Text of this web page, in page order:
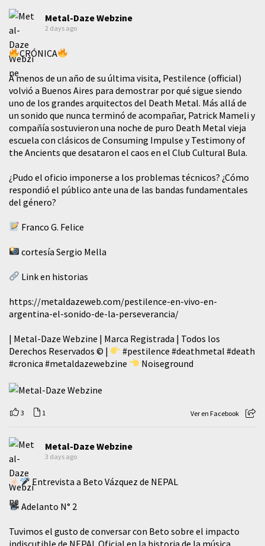
Metal-Daze Webzine
2 days ago
CRÓNICA
A menos de un año de su última visita, Pestilence (official)
volvió a Buenos Aires para demostrar por qué sigue siendo
uno de los grandes arquitectos del Death Metal. Más allá de
un sonido que nunca terminó de acompañar, Patrick Mameli y
compañía sostuvieron una noche de puro Death Metal vieja
escuela con clásicos de Consuming Impulse y Testimony of
the Ancients que desataron el caos en el Club Cultural Bula.
¿Pudo el oficio imponerse a los problemas técnicos? ¿Cómo
respondió el público ante una de las bandas fundamentales
del género?
Franco G. Felice
cortesía Sergio Mella
Link en historias
https://metaldazeweb.com/pestilence-en-vivo-en-
argentina-el-sonido-de-la-perseverancia/
| Metal-Daze Webzine | Marca Registrada | Todos los
Derechos Reservados © |
#pestilence #deathmetal #death
#cronica #metaldazewebzine Noiseground
3 1 Ver en Facebook
Metal-Daze Webzine
3 days ago
Entrevista a Beto Vázquez de NEPAL
Adelanto N° 2
Tuvimos el gusto de conversar con Beto sobre el impacto
indiscutible de NEPAL Oficial en la historia de la música